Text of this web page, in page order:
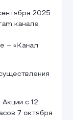
2025
канале
– «Канал
Акции с 12
7 октября